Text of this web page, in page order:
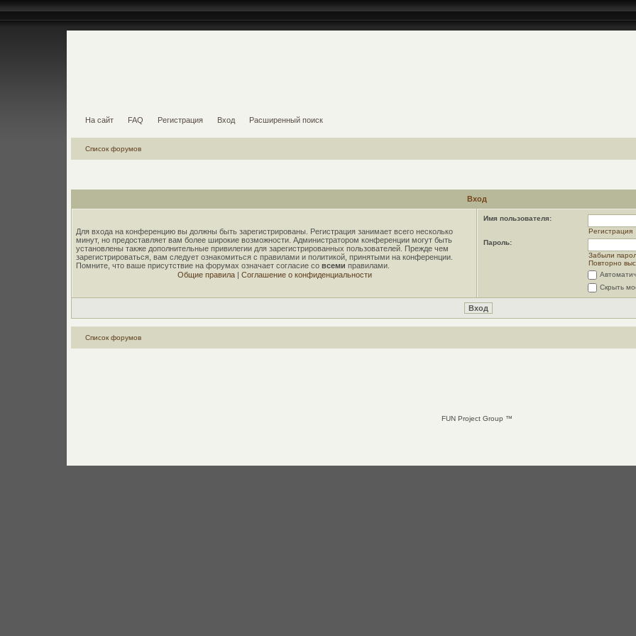
На сайт FAQ Регистрация Вход Расширенный поиск
Список форумов
Вход
Для входа на конференцию вы должны быть зарегистрированы. Регистрация занимает всего несколько
минут, но предоставляет вам более широкие возможности. Администратором конференции могут быть
установлены также дополнительные привилегии для зарегистрированных пользователей. Прежде чем
зарегистрироваться, вам следует ознакомиться с правилами и политикой, принятыми на конференции.
Помните, что ваше присутствие на форумах означает согласие совсеми правилами.
Общие правила| Соглашение о конфиденциальности
Имя пользователя:
Регистрация
Пароль:
Забыли
Повторно
Скрыть
Список форумов
FUN Project Group ™